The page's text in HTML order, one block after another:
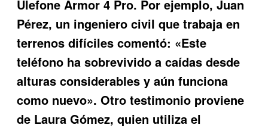
Ulefone Armor 4 Pro. Por ejemplo, Juan
Pérez, un ingeniero civil que trabaja en
terrenos difíciles comentó: «Este
teléfono ha sobrevivido a caídas desde
alturas considerables y aún funciona
como nuevo». Otro testimonio proviene
de Laura Gómez, quien utiliza el